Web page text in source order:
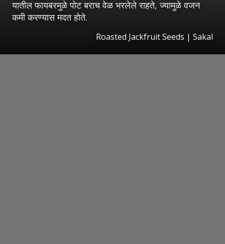
यातील फायबरमुळे पोट बराच वेळ भरलेले राहते, ज्यामुळे वजन
कमी करण्यास मदत होते.
Roasted Jackfruit Seeds | Sakal